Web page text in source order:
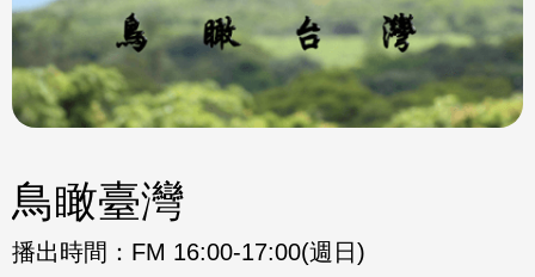
鳥瞰臺灣
播出時間： FM 16:00-17:00(週日)